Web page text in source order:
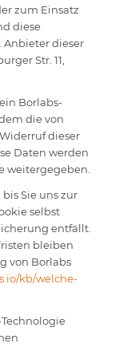
zum Einsatz
diese
dieser
Str. 11,
Borlabs-
die von
dieser
Daten werden
weitergegeben.
Sie uns zur
selbst
entfällt.
bleiben
von Borlabs
kb/welche-